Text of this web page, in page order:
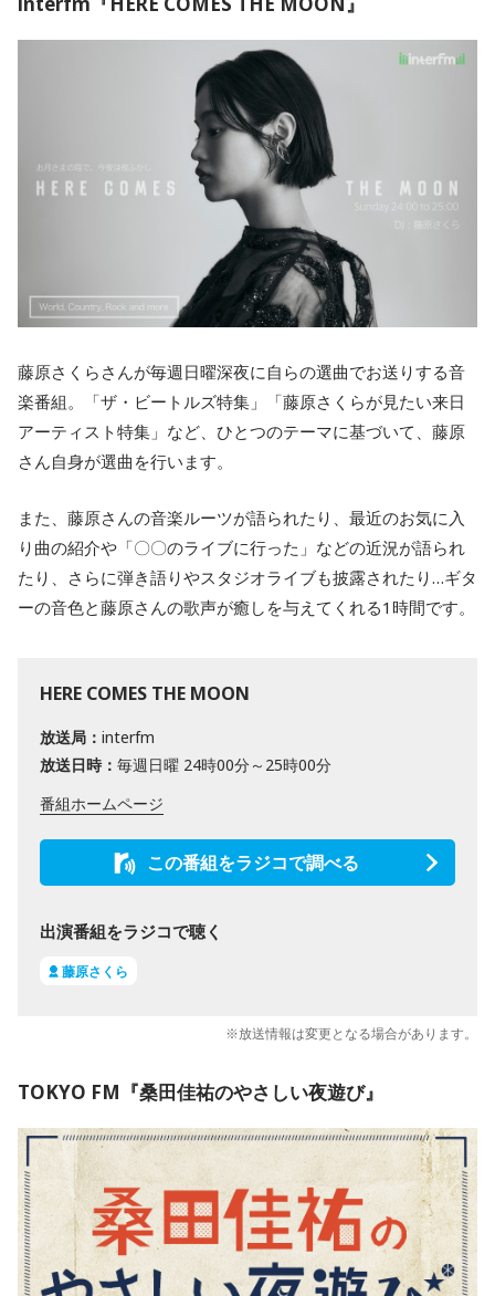
藤原さくらさんが毎週日曜深夜に自らの選曲でお送りする音
楽番組。「ザ・ビートルズ特集」「藤原さくらが見たい来日
アーティスト特集」など、ひとつのテーマに基づいて、藤原
さん自身が選曲を行います。
また、藤原さんの音楽ルーツが語られたり、最近のお気に入
り曲の紹介や「〇〇のライブに行った」などの近況が語られ
たり、さらに弾き語りやスタジオライブも披露されたり…ギタ
ーの音色と藤原さんの歌声が癒しを与えてくれる1時間です。
HERE COMES THE MOON
放送局： interfm
放送日時： 毎週日曜 24時00分～25時00分
番組ホームページ
この番組をラジコで調べる
出演番組をラジコで聴く
藤原さくら
※放送情報は変更となる場合があります。
TOKYO FM『桑田佳祐のやさしい夜遊び』